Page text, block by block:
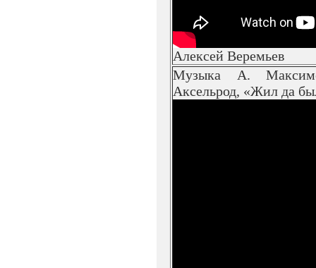
Алексей Веремьев
Музыка А.
Аксельрод, «Жил да